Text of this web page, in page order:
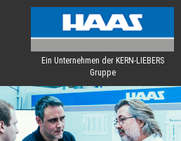
Ein Unternehmen der KERN-LIEBERS
Gruppe